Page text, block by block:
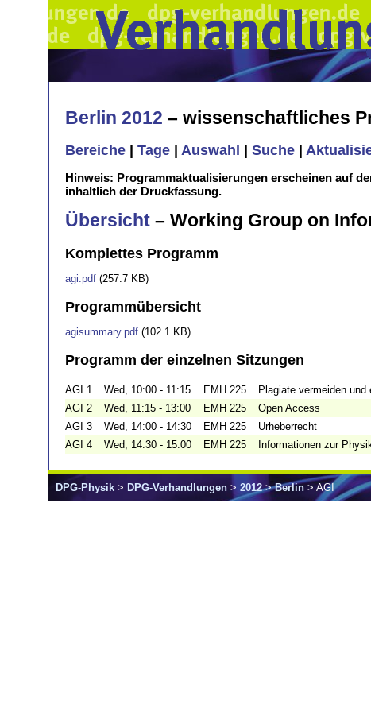
Berlin 2012 – wissenschaftliches
Bereiche Tage Auswahl Suche
Hinweis: Programmaktualisierungen erscheinen auf
inhaltlich der Druckfassung.
Übersicht – Working Group on
Komplettes Programm
agi.pdf (257.7 KB)
Programmübersicht
agisummary.pdf (102.1 KB)
Programm der einzelnen Sitzungen
AGI 1 Wed, 10:00 - 11:15 EMH 225 Plagiate vermeiden
AGI 2
Wed, 11:15 - 13:00 EMH 225 Open Access
AGI 3
Wed, 14:00 - 14:30 EMH 225 Urheberrecht
AGI 4
Wed, 14:30 - 15:00 EMH 225 Informationen zur
DPG-Physik > DPG-Verhandlungen > 2012>Berlin > AGI